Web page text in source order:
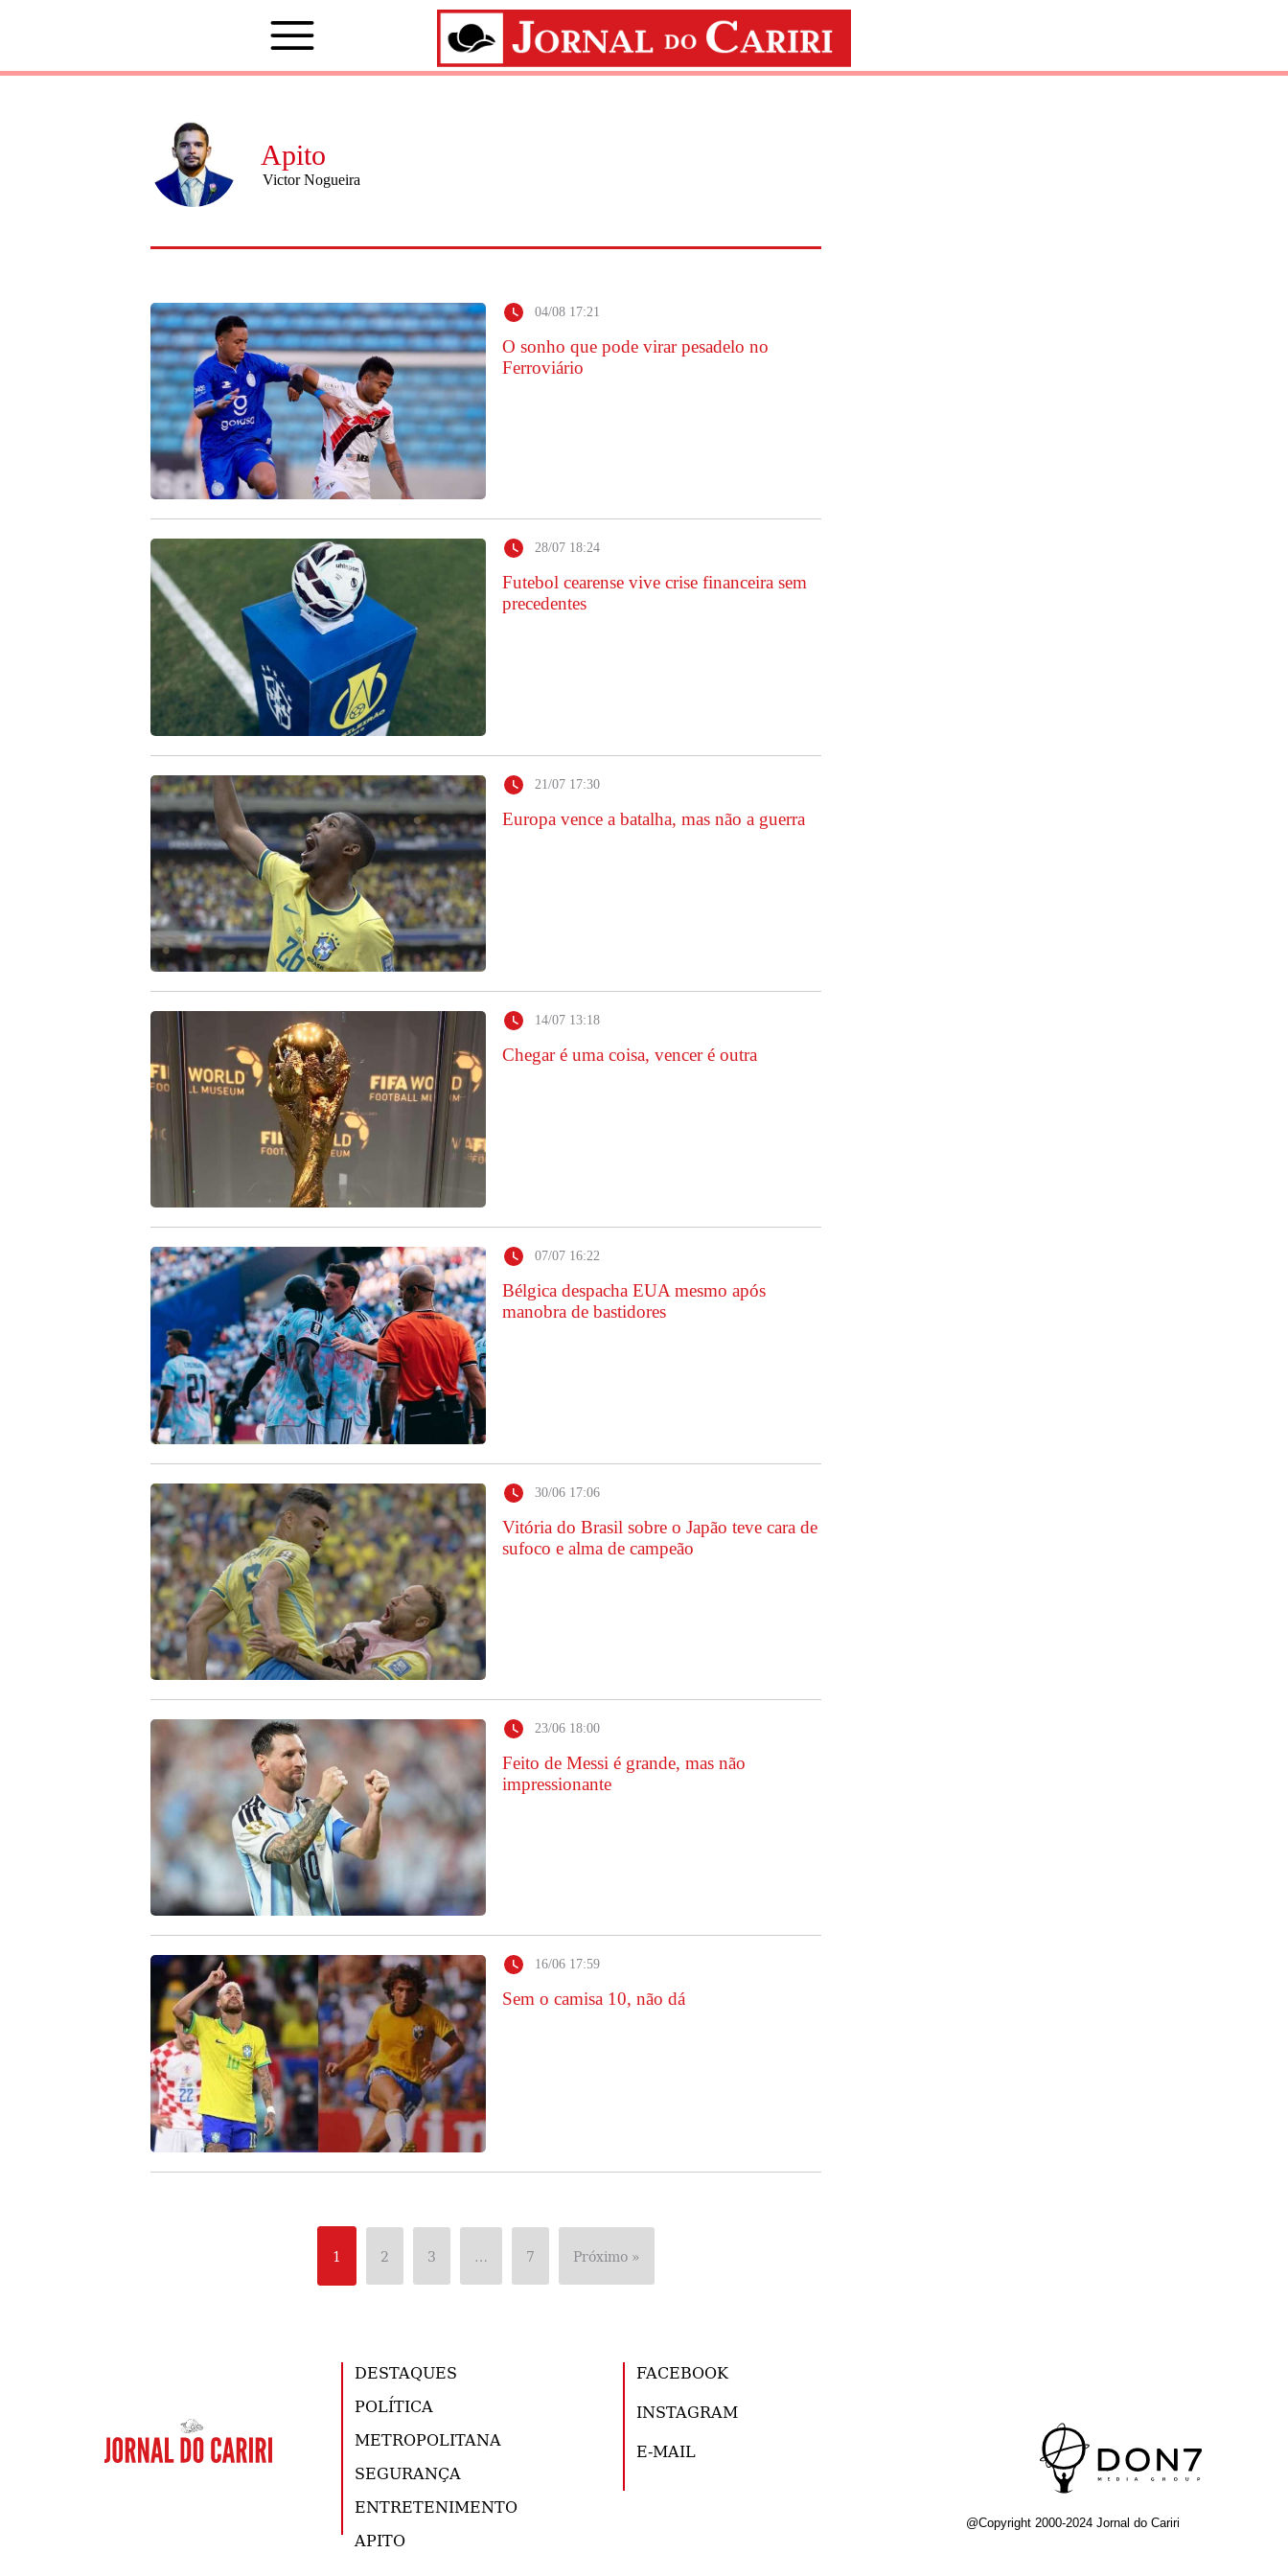
Apito
Victor Nogueira
04/08 17:21
O sonho que pode virar pesadelo no
Ferroviário
28/07 18:24
Futebol cearense vive crise financeira sem
precedentes
21/07 17:30
Europa vence a batalha, mas não a guerra
14/07 13:18
Chegar é uma coisa, vencer é outra
07/07 16:22
Bélgica despacha EUA mesmo após
manobra de bastidores
30/06 17:06
Vitória do Brasil sobre o Japão teve cara de
sufoco e alma de campeão
23/06 18:00
Feito de Messi é grande, mas não
impressionante
16/06 17:59
Sem o camisa 10, não dá
1 2 3 … 7 Próximo »
DESTAQUES
POLÍTICA
METROPOLITANA
SEGURANÇA
ENTRETENIMENTO
APITO
FACEBOOK
INSTAGRAM
E-MAIL
@Copyright 2000-2024 Jornal do Cariri